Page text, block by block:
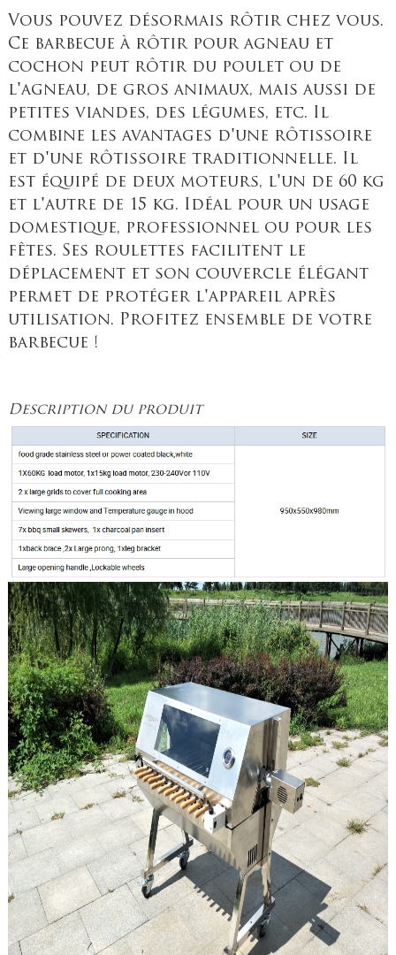
Vous pouvez désormais rôtir chez vous.
Ce barbecue à rôtir pour agneau et
cochon peut rôtir du poulet ou de
l'agneau, de gros animaux, mais aussi de
petites viandes, des légumes, etc. Il
combine les avantages d'une rôtissoire
et d'une rôtissoire traditionnelle. Il
est équipé de deux moteurs, l'un de 60 kg
et l'autre de 15 kg. Idéal pour un usage
domestique, professionnel ou pour les
fêtes. Ses roulettes facilitent le
déplacement et son couvercle élégant
permet de protéger l'appareil après
utilisation. Profitez ensemble de votre
barbecue !
Description du produit